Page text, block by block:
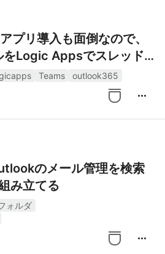
プリ導入も面倒なので、
Logic Appsでスレッド
Teams outlook365
more_horiz
のメール管理を検索
み立てる
ォルダ
more_horiz